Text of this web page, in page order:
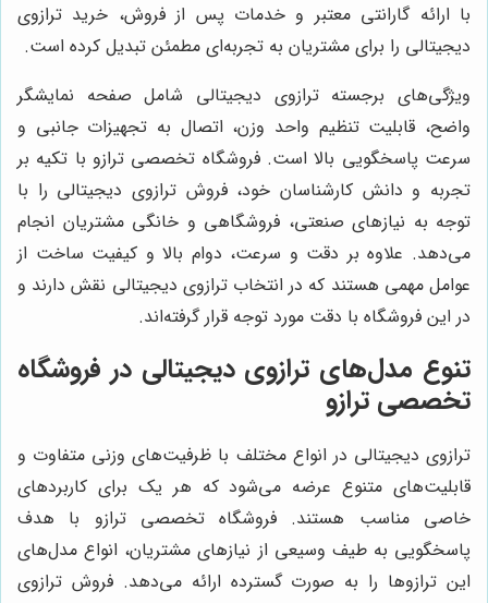
با ارائه گارانتی معتبر و خدمات پس از فروش، خرید ترازوی
دیجیتالی را برای مشتریان به تجربه‌ای مطمئن تبدیل کرده است.
ویژگی‌های برجسته ترازوی دیجیتالی شامل صفحه نمایشگر
واضح، قابلیت تنظیم واحد وزن، اتصال به تجهیزات جانبی و
سرعت پاسخگویی بالا است. فروشگاه تخصصی ترازو با تکیه بر
تجربه و دانش کارشناسان خود، فروش ترازوی دیجیتالی را با
توجه به نیازهای صنعتی، فروشگاهی و خانگی مشتریان انجام
می‌دهد. علاوه بر دقت و سرعت، دوام بالا و کیفیت ساخت از
عوامل مهمی هستند که در انتخاب ترازوی دیجیتالی نقش دارند و
در این فروشگاه با دقت مورد توجه قرار گرفته‌اند.
تنوع مدل‌های ترازوی دیجیتالی در فروشگاه
تخصصی ترازو
ترازوی دیجیتالی در انواع مختلف با ظرفیت‌های وزنی متفاوت و
قابلیت‌های متنوع عرضه می‌شود که هر یک برای کاربردهای
خاصی مناسب هستند. فروشگاه تخصصی ترازو با هدف
پاسخگویی به طیف وسیعی از نیازهای مشتریان، انواع مدل‌های
این ترازوها را به صورت گسترده ارائه می‌دهد. فروش ترازوی